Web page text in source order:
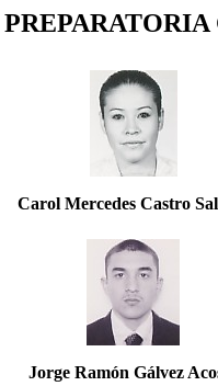
PREPARATORIA
Carol Mercedes Castro
Jorge Ramón Gálvez